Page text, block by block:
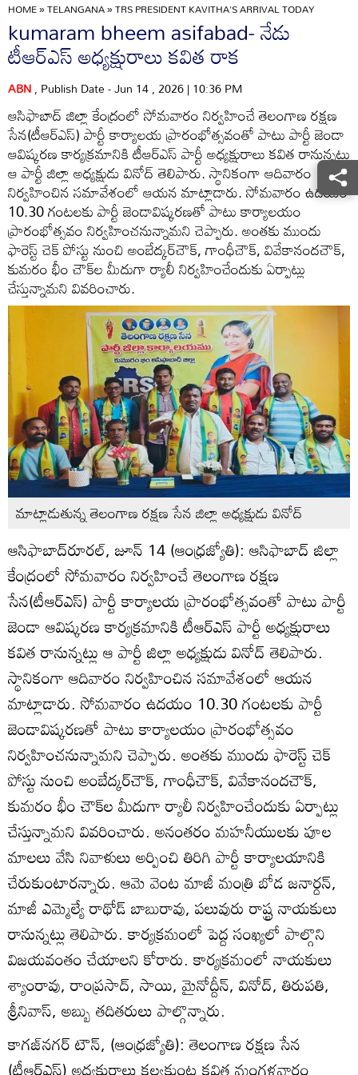
HOME»TELANGANA»TRS PRESIDENT KAVITHA'S ARRIVAL TODAY
kumaram bheem asifabad- నేడు
టీఆర్‌ఎస్‌ అధ్యక్షురాలు కవిత రాక
ABN, Publish Date - Jun 14 , 2026 | 10:36 PM
ఆసిఫాబాద్‌ జిల్లా కేంద్రంలో సోమవారం నిర్వహించే తెలంగాణ రక్షణ
సేన(టీఆర్‌ఎస్‌) పార్టీ కార్యాలయ ప్రారంభోత్సవంతో పాటు పార్టీ జెండా
ఆవిష్కరణ కార్యక్రమానికి టీఆర్‌ఎస్‌ పార్టీ అధ్యక్షురాలు కవిత రానున్నట్లు
ఆ పార్టీ జిల్లా అధ్యక్షుడు వినోద్‌ తెలిపారు. స్థానికంగా ఆదివారం
నిర్వహించిన సమావేశంలో ఆయన మాట్లాడారు. సోమవారం ఉదయం
10.30 గంటలకు పార్టీ జెండావిష్కరణతో పాటు కార్యాలయం
ప్రారంభోత్సవం నిర్వహించనున్నామని చెప్పారు. అంతకు ముందు
ఫారెస్ట్‌ చెక్‌ పోస్టు నుంచి అంబేద్కర్‌చౌక్‌, గాంధీచౌక్‌, వివేకానందచౌక్‌,
కుమరం భీం చౌక్‌ల మీదుగా ర్యాలీ నిర్వహించేందుకు ఏర్పాట్లు
చేస్తున్నామని వివరించారు.
మాట్లాడుతున్న తెలంగాణ రక్షణ సేన జిల్లా అధ్యక్షుడు వినోద్‌
ఆసిఫాబాద్‌రూరల్‌, జూన్‌ 14 (ఆంధ్రజ్యోతి): ఆసిఫాబాద్‌ జిల్లా
కేంద్రంలో సోమవారం నిర్వహించే తెలంగాణ రక్షణ
సేన(టీఆర్‌ఎస్‌) పార్టీ కార్యాలయ ప్రారంభోత్సవంతో పాటు పార్టీ
జెండా ఆవిష్కరణ కార్యక్రమానికి టీఆర్‌ఎస్‌ పార్టీ అధ్యక్షురాలు
కవిత రానున్నట్లు ఆ పార్టీ జిల్లా అధ్యక్షుడు వినోద్‌ తెలిపారు.
స్థానికంగా ఆదివారం నిర్వహించిన సమావేశంలో ఆయన
మాట్లాడారు. సోమవారం ఉదయం 10.30 గంటలకు పార్టీ
జెండావిష్కరణతో పాటు కార్యాలయం ప్రారంభోత్సవం
నిర్వహించనున్నామని చెప్పారు. అంతకు ముందు ఫారెస్ట్‌ చెక్‌
పోస్టు నుంచి అంబేద్కర్‌చౌక్‌, గాంధీచౌక్‌, వివేకానందచౌక్‌,
కుమరం భీం చౌక్‌ల మీదుగా ర్యాలీ నిర్వహించేందుకు ఏర్పాట్లు
చేస్తున్నామని వివరించారు. అనంతరం మహనీయులకు పూల
మాలలు వేసి నివాళులు అర్పించి తిరిగి పార్టీ కార్యాలయానికి
చేరుకుంటారన్నారు. ఆమె వెంట మాజీ మంత్రి బోడ జనార్దన్‌,
మాజీ ఎమ్మెల్యే రాథోడ్‌ బాబురావు, పలువురు రాష్ట్ర నాయకులు
రానున్నట్లు తెలిపారు. కార్యక్రమంలో పెద్ద సంఖ్యలో పాల్గొని
విజయవంతం చేయాలని కోరారు. కార్యక్రమంలో నాయకులు
శ్యాంరావు, రాంప్రసాద్‌, సాయి, మైనోద్దీన్‌, వినోద్‌, తిరుపతి,
శ్రీనివాస్‌, అబ్బు తదితరులు పాల్గొన్నారు.
కాగజ్‌నగర్‌ టౌన్‌, (ఆంధ్రజ్యోతి): తెలంగాణ రక్షణ సేన